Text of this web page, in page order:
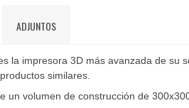
ADJUNTOS
la impresora 3D más avanzada de su
similares.
un volumen de construcción de